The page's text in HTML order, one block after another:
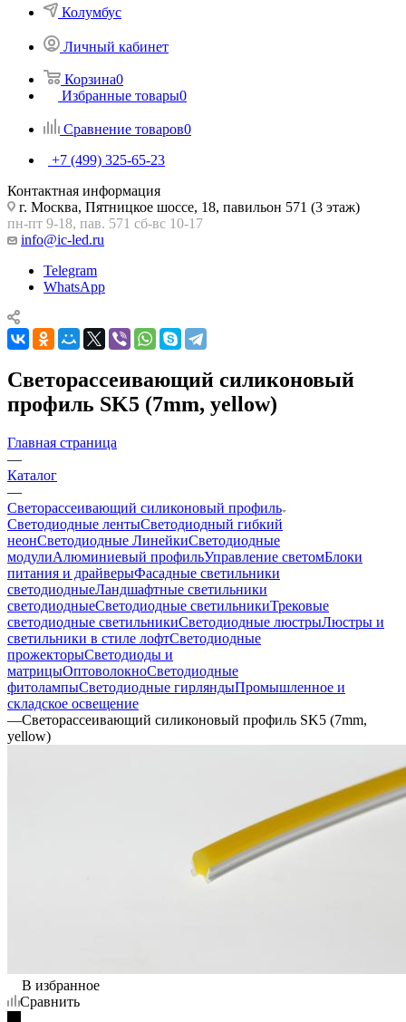
Колумбус
Личный кабинет
Корзина0
Избранные товары0
Сравнение товаров0
+7 (499) 325-65-23
Контактная информация
г. Москва, Пятницкое шоссе, 18, павильон 571 (3 этаж)
пн-пт 9-18, пав. 571 сб-вс 10-17
info@ic-led.ru
Telegram
WhatsApp
Светорассеивающий силиконовый
профиль SK5 (7mm, yellow)
Главная страница
—
Каталог
—
Светорассеивающий силиконовый профиль
Светодиодные лентыСветодиодный гибкий
неонСветодиодные ЛинейкиСветодиодные
модулиАлюминиевый профильУправление светомБлоки
питания и драйверыФасадные светильники
светодиодныеЛандшафтные светильники
светодиодныеСветодиодные светильникиТрековые
светодиодные светильникиСветодиодные люстрыЛюстры и
светильники в стиле лофтСветодиодные
прожекторыСветодиоды и
матрицыОптоволокноСветодиодные
фитолампыСветодиодные гирляндыПромышленное и
складское освещение
—Светорассеивающий силиконовый профиль SK5 (7mm,
yellow)
В избранное
Сравнить